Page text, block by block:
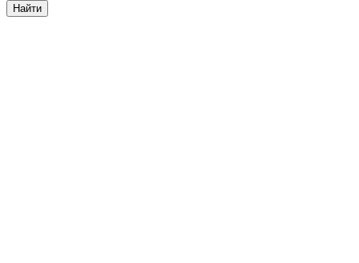
Найти